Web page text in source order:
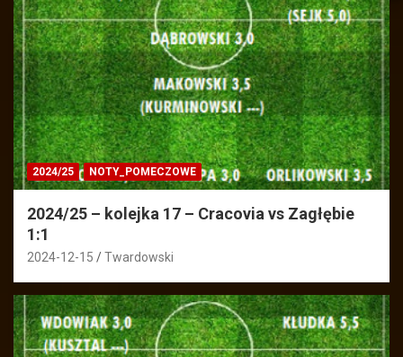
2024/25 NOTY_POMECZOWE
2024/25 – kolejka 17 – Cracovia vs Zagłębie
1:1
2024-12-15 Twardowski